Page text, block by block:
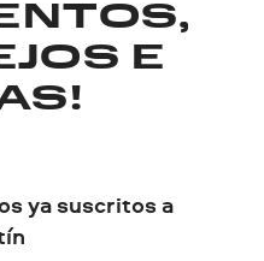
E
ya suscritos a